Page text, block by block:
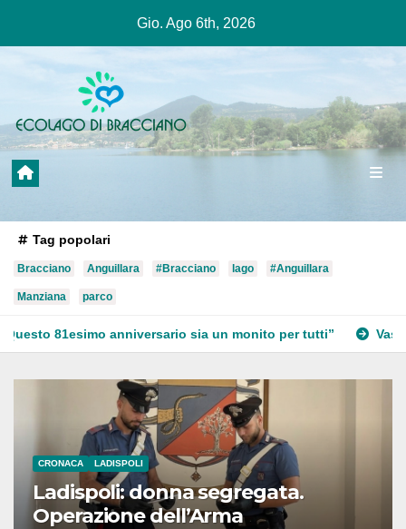
contenuto
Gio. Ago 6th, 2026
Tag popolari
Bracciano Anguillara #Bracciano lago #Anguillara
Manziana parco
sia un monito per tutti” Vasto incendio a Martignano
CRONACA LADISPOLI
Ladispoli: donna segregata.
Operazione dell’Arma